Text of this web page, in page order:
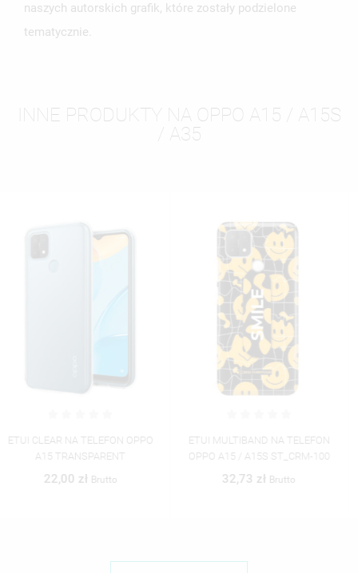
naszych autorskich grafik, które zostały podzielone
tematycznie.
INNE PRODUKTY NA OPPO A15 / A15S
/ A35
ETUI MULTIBAND NA TELEFON
OPPO A15 / A15S ST_CRM-100
32,73 zł Brutto
ETUI MULTIBAND NA TELEFON
OPPO A15 / A15S ST_CRM-101
32,73 zł Brutto